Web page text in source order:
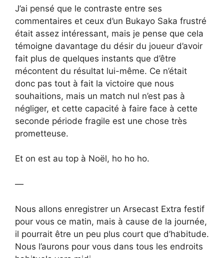
J’ai pensé que le contraste entre ses
commentaires et ceux d’un Bukayo Saka frustré
était assez intéressant, mais je pense que cela
témoigne davantage du désir du joueur d’avoir
fait plus de quelques instants que d’être
mécontent du résultat lui-même. Ce n’était
donc pas tout à fait la victoire que nous
souhaitions, mais un match nul n’est pas à
négliger, et cette capacité à faire face à cette
seconde période fragile est une chose très
prometteuse.
Et on est au top à Noël, ho ho ho.
—
Nous allons enregistrer un Arsecast Extra festif
pour vous ce matin, mais à cause de la journée,
il pourrait être un peu plus court que d’habitude.
Nous l’aurons pour vous dans tous les endroits